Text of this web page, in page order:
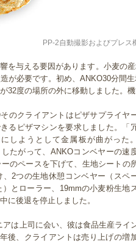
PP-2自動撮影およびプレス
を与える要因があります。小麦の
が必要です。初め、ANKO30分間
32度の場所の外に移動しました。
のクライアントはピザサプライヤ
るピザマシンを要求しました。「
しようとして金属板が曲がった
たがって、ANKOコンベヤーの速
のペースを下げて、生地シートの
2つの生地休憩コンベヤー（スペ
とローラー、19mmの小麦粉生地
に後退を停止しました。
は上司に会い、彼は食品生産ライ
後、クライアントは売り上げの増